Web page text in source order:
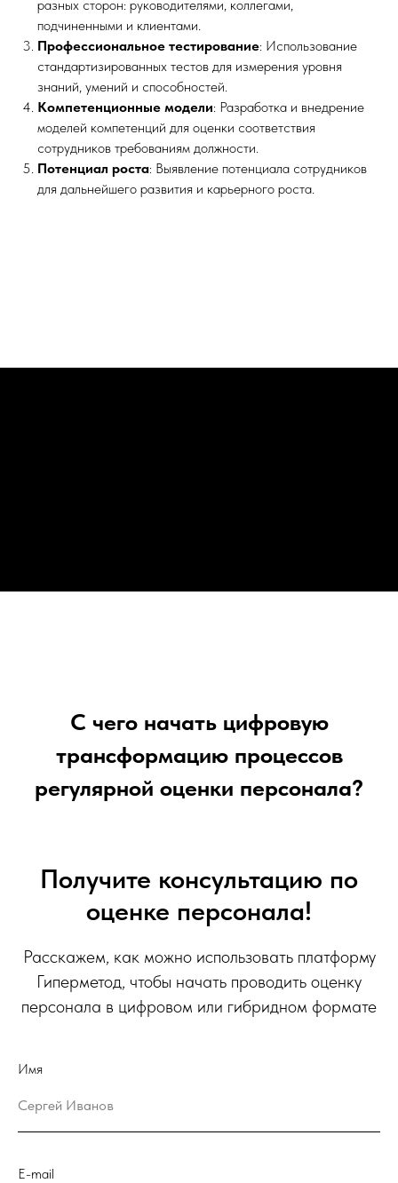
разных сторон: руководителями, коллегами,
подчиненными и клиентами.
Профессиональное тестирование: Использование
стандартизированных тестов для измерения уровня
знаний, умений и способностей.
Компетенционные модели: Разработка и внедрение
моделей компетенций для оценки соответствия
сотрудников требованиям должности.
Потенциал роста: Выявление потенциала сотрудников
для дальнейшего развития и карьерного роста.
С чего начать цифровую
трансформацию процессов
регулярной оценки персонала?
Получите консультацию по
оценке персонала!
Расскажем, как можно использовать платформу
Гиперметод, чтобы начать проводить оценку
персонала в цифровом или гибридном формате
Имя
E-mail